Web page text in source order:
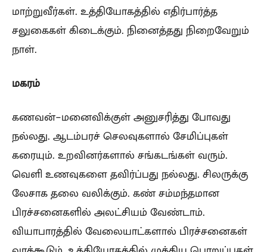
மாற்றுவீர்கள். உத்தியோகத்தில் எதிர்பார்த்த
சலுகைகள் கிடைக்கும். நினைத்தது நிறைவேறும்
நாள்.
மகரம்
கணவன்-மனைவிக்குள் அனுசரித்து போவது
நல்லது. ஆடம்பரச் செலவுகளால் சேமிப்புகள்
கரையும். உறவினர்களால் சங்கடங்கள் வரும்.
வெளி உணவுகளை தவிர்ப்பது நல்லது. சிலருக்கு
லேசாக தலை வலிக்கும். கண் சம்மந்தமான
பிரச்சனைகளில் அலட்சியம் வேண்டாம்.
வியாபாரத்தில் வேலையாட்களால் பிரச்சனைகள்